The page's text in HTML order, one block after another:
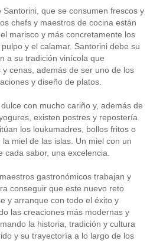
que se consumen frescos y
chefs y maestros de cocina están
marisco y más concretamente los
y el calamar. Santorini debe su
a su tradición vinícola que
cenas, además de ser uno de los
y diseño de platos.
con mucho cariño y, además de
existen postres y repostería
los loukumadres, bollos fritos o
miel de las islas. Un miel con un
sabor, una excelencia.
gastronómicos trabajan y
conseguir que este nuevo reto
y arranque con todo el éxito y
las creaciones más modernas y
la historia, tradición y cultura
y su trayectoría a lo largo de los